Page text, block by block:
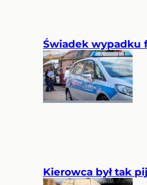
Świadek wypadku
Kierowca był tak